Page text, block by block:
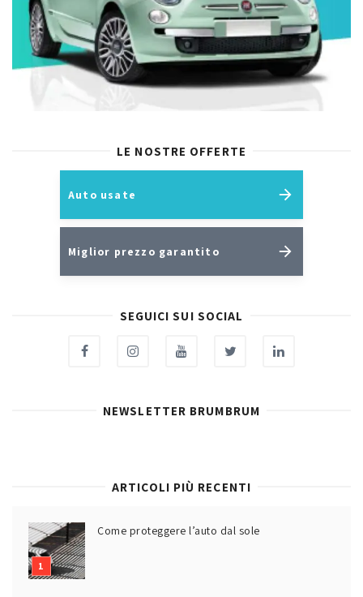
LE NOSTRE OFFERTE
Auto usate
Miglior prezzo garantito
SEGUICI SUI SOCIAL
NEWSLETTER BRUMBRUM
ARTICOLI PIÙ RECENTI
Come proteggere l’auto dal sole